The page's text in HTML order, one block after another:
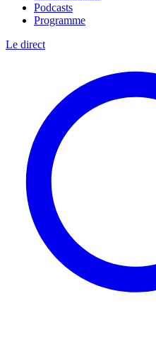
Podcasts
Programme
Le direct